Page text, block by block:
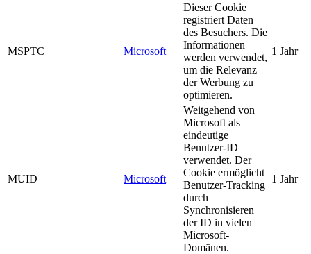
MSPTC Microsoft
Dieser Cookie
registriert Daten
des Besuchers. Die
Informationen
werden verwendet,
um die Relevanz
der Werbung zu
optimieren.
1 Jahr
MUID Microsoft
Weitgehend von
Microsoft als
eindeutige
Benutzer-ID
verwendet. Der
Cookie ermöglicht
Benutzer-Tracking
durch
Synchronisieren
der ID in vielen
Microsoft-
Domänen.
1 Jahr